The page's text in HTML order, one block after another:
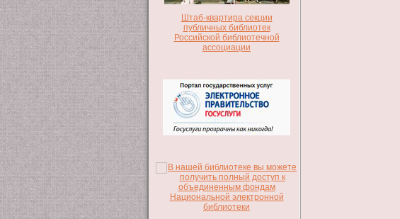
Штаб-квартира секции
публичных библиотек
Российской библиотечной
ассоциации